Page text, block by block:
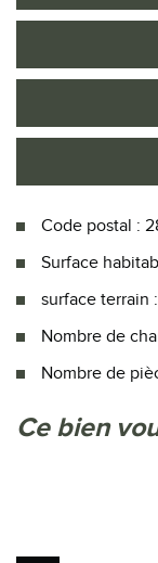
Code postal :
Surface
surface terrain :
Nombre de
Nombre de
la ville de
ce bien